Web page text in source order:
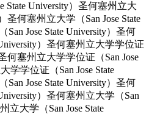
State University）圣何塞州立大
圣何塞州立大学（San Jose State
Jose State University）圣何
）圣何塞州立大学学位证
圣何塞州立大学学位证（San Jose
学学位证（San Jose State
Jose State University）圣何
）圣何塞州立大学（San
立大学（San Jose State